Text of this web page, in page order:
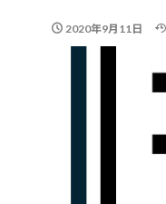
2020年9月11日